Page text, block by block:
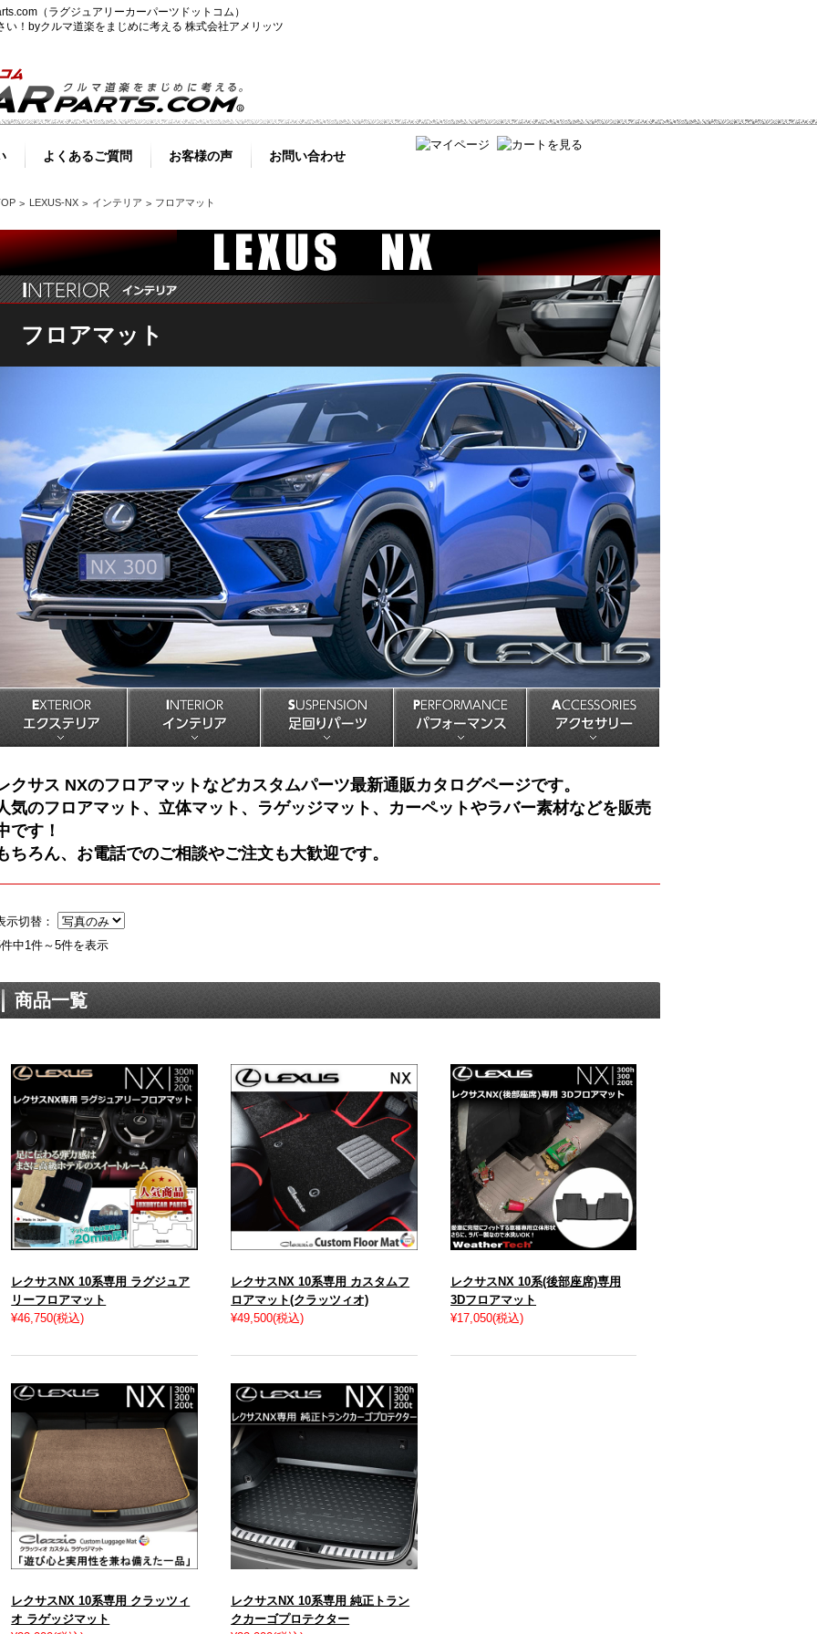
（ラグジュアリーカーパーツドットコム）
！byクルマ道楽をまじめに考える 株式会社アメリッツ
よくあるご質問 お客様の声 お問い合わせ
LEXUS-NX インテリア フロアマット
フロアマット
EXTERIOR エクステリアINTERIOR インテリア SUSPENSION 足回りパーツPERFORMANCE パフォーマンス
クサス NXのフロアマットなどカスタムパーツ最新通販カタログページです。
気のフロアマット、立体マット、ラゲッジマット、カーペットやラバー素材などを販売
です！
ちろん、お電話でのご相談やご注文も大歓迎です。
示切替：
中1件～5件を表示
商品一覧
レクサスNX 10系専用 ラグジュア
リーフロアマット
¥46,750(税込)
レクサスNX 10系専用 カスタムフ
ロアマット(クラッツィオ)
¥49,500(税込)
レクサスNX 10系(後部座席)専用
3Dフロアマット
¥17,050(税込)
レクサスNX 10系専用 クラッツィ
オ ラゲッジマット
レクサスNX 10系専用 純正トラン
クカーゴプロテクター